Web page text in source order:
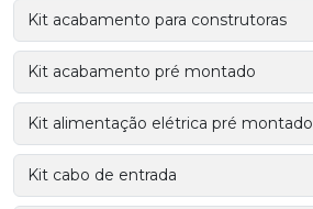
Kit acabamento para construtoras
Kit acabamento pré montado
Kit alimentação elétrica pré montado
Kit cabo de entrada